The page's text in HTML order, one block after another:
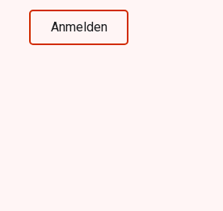
Anmelden